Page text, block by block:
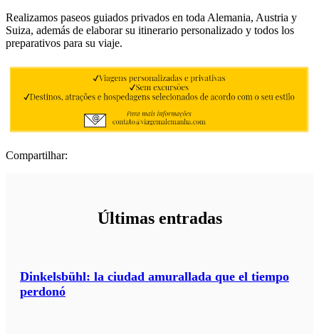
Realizamos paseos guiados privados en toda Alemania, Austria y
Suiza, además de elaborar su itinerario personalizado y todos los
preparativos para su viaje.
Compartilhar:
Últimas entradas
Dinkelsbühl: la ciudad amurallada que el tiempo
perdonó